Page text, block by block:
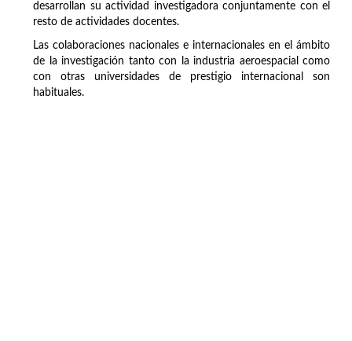
desarrollan su actividad investigadora conjuntamente con el
resto de actividades docentes.
Las colaboraciones nacionales e internacionales en el ámbito
de la investigación tanto con la industria aeroespacial como
con otras universidades de prestigio internacional son
habituales.